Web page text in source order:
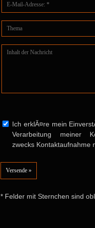
Ich erklĂ¤re mein
Verarbeitung meiner
zwecks Kontaktaufnahme
* Felder mit Sternchen sind